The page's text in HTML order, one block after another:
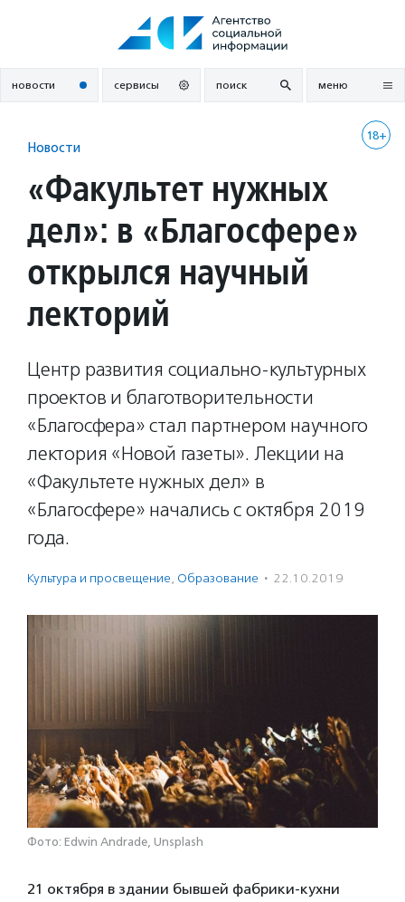
новости сервисы поиск меню
18+
Новости
«Факультет нужных
дел»: в «Благосфере»
открылся научный
лекторий
Центр развития социально-культурных
проектов и благотворительности
«Благосфера» стал партнером научного
лектория «Новой газеты». Лекции на
«Факультете нужных дел» в
«Благосфере» начались с октября 2019
года.
Культура и просвещение, Образование · 22.10.2019
Фото: Edwin Andrade, Unsplash
21 октября в здании бывшей фабрики-кухни